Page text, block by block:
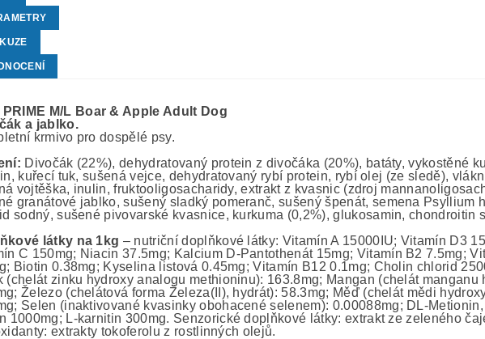
PRIME M/L Boar & Apple Adult Dog
a jablko.
krmivo pro dospělé psy.
Divočák (22%), dehydratovaný protein z divočáka (20%), batáty, vykostěné
kuřecí tuk, sušená vejce, dehydratovaný rybí protein, rybí olej (ze sledě),
vojtěška, inulin, fruktooligosacharidy, extrakt z kvasnic (zdroj
granátové jablko, sušený sladký pomeranč, sušený špenát, semena Psyllium
sodný, sušené pivovarské kvasnice, kurkuma (0,2%), glukosamin, chondroitin
látky na 1kg – nutriční doplňkové látky: Vitamín A 15000IU; Vitamín D3
C 150mg; Niacin 37.5mg; Kalcium D-Pantothenát 15mg; Vitamín B2 7.5mg;
Biotin 0.38mg; Kyselina listová 0.45mg; Vitamín B12 0.1mg; Cholin chlorid
(chelát zinku hydroxy analogu methioninu): 163.8mg; Mangan (chelát manganu
Železo (chelátová forma Železa(II), hydrát): 58.3mg; Měď (chelát mědi
Selen (inaktivované kvasinky obohacené selenem): 0.00088mg; DL-
1000mg; L-karnitin 300mg. Senzorické doplňkové látky: extrakt ze zeleného
extrakty tokoferolu z rostlinných olejů.